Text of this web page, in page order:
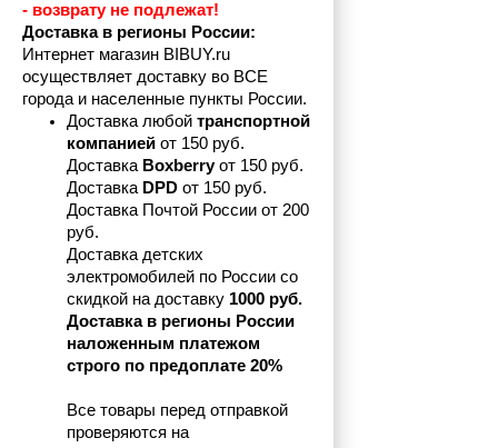
- возврату не подлежат!
Доставка в регионы России:
Интернет магазин BIBUY.ru
осуществляет доставку во ВСЕ
города и населенные пункты России.
Доставка любой транспортной
компанией от 150 руб.
Доставка Boxberry от 150 руб.
Доставка DPD от 150 руб.
Доставка Почтой России от 200
руб.
Доставка детских
электромобилей по России со
скидкой на доставку 1000 руб.
Доставка в регионы России
наложенным платежом
строго по предоплате 20%
Все товары перед отправкой
проверяются на